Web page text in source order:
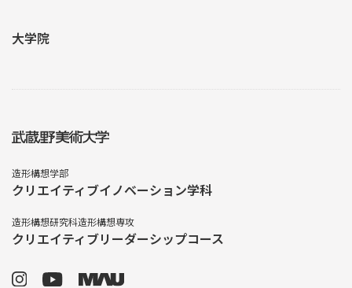
大学院
造形構想学部
クリエイティブイノベーション学科
造形構想研究科造形構想専攻
クリエイティブリーダーシップコース